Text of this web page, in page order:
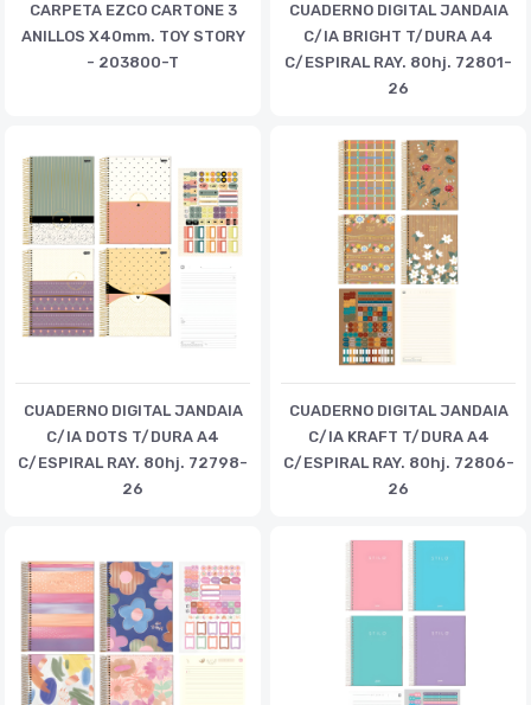
CARPETA EZCO CARTONE 3
ANILLOS X40mm. TOY STORY
- 203800-T
CUADERNO DIGITAL JANDAIA
C/IA BRIGHT T/DURA A4
C/ESPIRAL RAY. 80hj. 72801-
26
CUADERNO DIGITAL JANDAIA
C/IA DOTS T/DURA A4
C/ESPIRAL RAY. 80hj. 72798-
26
CUADERNO DIGITAL JANDAIA
C/IA KRAFT T/DURA A4
C/ESPIRAL RAY. 80hj. 72806-
26